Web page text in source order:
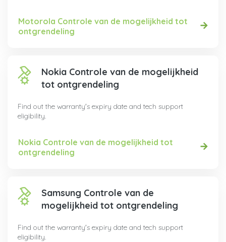
Motorola Controle van de mogelijkheid tot
ontgrendeling
Nokia Controle van de mogelijkheid
tot ontgrendeling
Find out the warranty's expiry date and tech support
eligibility.
Nokia Controle van de mogelijkheid tot
ontgrendeling
Samsung Controle van de
mogelijkheid tot ontgrendeling
Find out the warranty's expiry date and tech support
eligibility.